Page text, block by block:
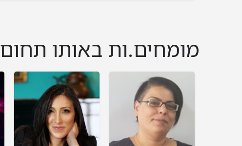
מומחים.ות באותו תחום